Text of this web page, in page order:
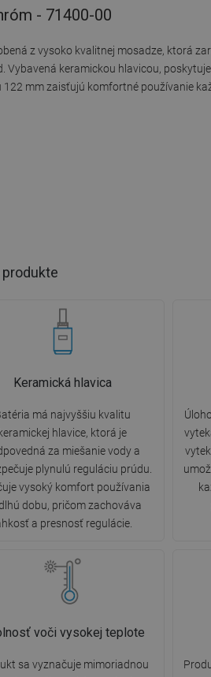
- 71400-00
z vysoko kvalitnej mosadze, ktorá
keramickou hlavicou,
mm zaisťujú komfortné používanie
Keramická hlavica
má najvyššiu kvalitu
keramickej hlavice, ktorá je
za miešanie vody a
plynulú reguláciu prúdu.
vysoký komfort používania
dobu, pričom zachováva
a presnosť regulácie.
voči vysokej teplote
sa vyznačuje mimoriadnou